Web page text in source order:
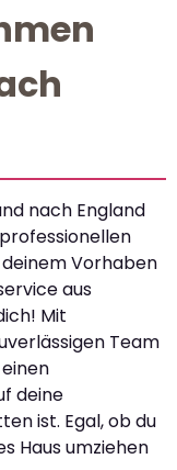
nach England
Vorhaben
aus
Mit
Team
deine
ist. Egal, ob du
Haus umziehen